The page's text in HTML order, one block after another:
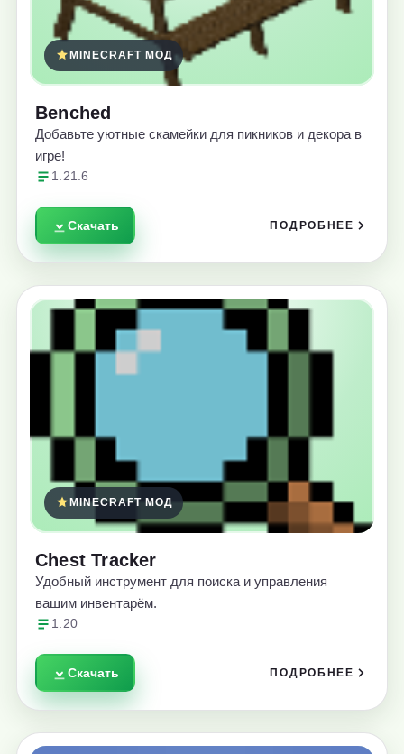
MINECRAFT МОД
Benched
Добавьте уютные скамейки для пикников и декора в
игре!
1.21.6
Скачать ПОДРОБНЕЕ
MINECRAFT МОД
Chest Tracker
Удобный инструмент для поиска и управления
вашим инвентарём.
1.20
Скачать ПОДРОБНЕЕ